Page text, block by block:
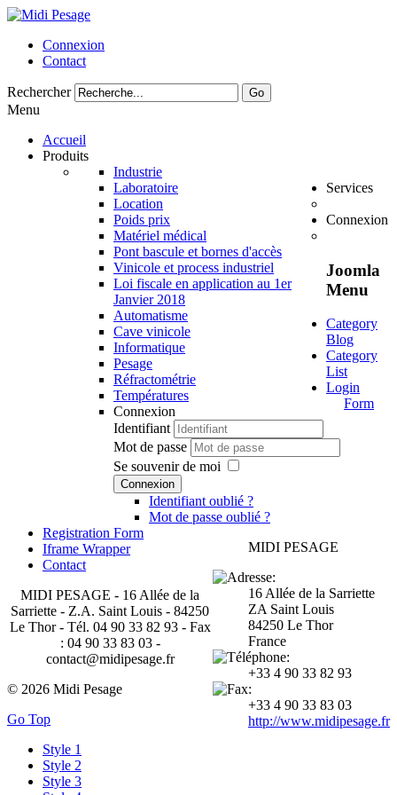
Connexion
Contact
Rechercher Go
Menu
Accueil
Produits
Industrie
Laboratoire
Location
Poids prix
Matériel médical
Pont bascule et bornes d'accès
Vinicole et process industriel
Loi fiscale en application au 1er
Janvier 2018
Services
Automatisme
Cave vinicole
Informatique
Pesage
Réfractométrie
Températures
Connexion
Connexion
Identifiant
Mot de passe
Se souvenir de moi
Connexion
Identifiant oublié ?
Mot de passe oublié ?
MIDI PESAGE
16 Allée de la Sarriette
ZA Saint Louis
84250 Le Thor
France
+33 4 90 33 82 93
+33 4 90 33 83 03
http://www.midipesage.fr
Joomla
Menu
Category
Blog
Category
List
Login
Form
Registration Form
Iframe Wrapper
Contact
MIDI PESAGE - 16 Allée de la
Sarriette - Z.A. Saint Louis - 84250
Le Thor - Tél. 04 90 33 82 93 - Fax
: 04 90 33 83 03 -
contact@midipesage.fr
© 2026 Midi Pesage
Go Top
Style 1
Style 2
Style 3